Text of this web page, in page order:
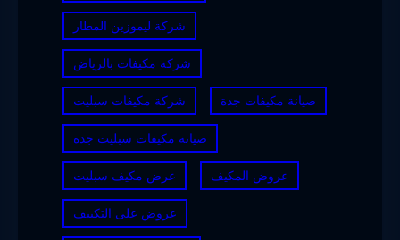
شركة ليموزين المطار
شركة مكيفات بالرياض
شركة مكيفات سبليت صيانة مكيفات جدة
صيانة مكيفات سبليت جدة
عرض مكيف سبليت عروض المكيف
عروض على التكييف